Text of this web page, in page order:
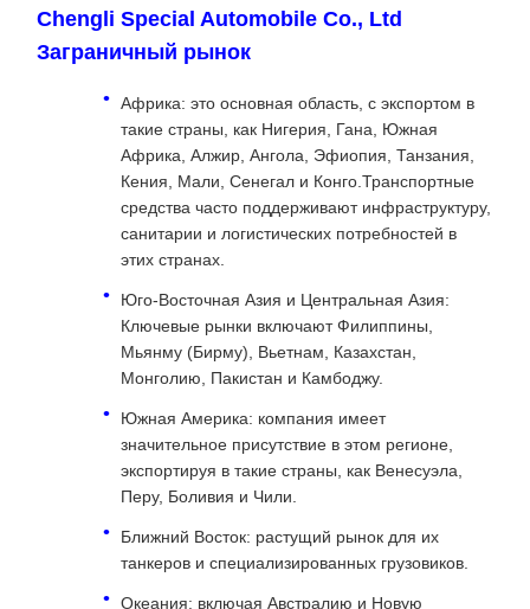
Chengli Special Automobile Co., Ltd
Заграничный рынок
Африка: это основная область, с экспортом в
такие страны, как Нигерия, Гана, Южная
Африка, Алжир, Ангола, Эфиопия, Танзания,
Кения, Мали, Сенегал и Конго.Транспортные
средства часто поддерживают инфраструктуру,
санитарии и логистических потребностей в
этих странах.
Юго-Восточная Азия и Центральная Азия:
Ключевые рынки включают Филиппины,
Мьянму (Бирму), Вьетнам, Казахстан,
Монголию, Пакистан и Камбоджу.
Южная Америка: компания имеет
значительное присутствие в этом регионе,
экспортируя в такие страны, как Венесуэла,
Перу, Боливия и Чили.
Ближний Восток: растущий рынок для их
танкеров и специализированных грузовиков.
Океания: включая Австралию и Новую